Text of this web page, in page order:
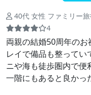
40代 女性 ファミリー
4
両親の結婚50周年の
レイで備品も整って
ニや海も徒歩圏内で
一階にもあると良かっ